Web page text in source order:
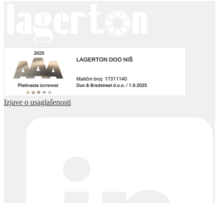
Izjave o usaglašenosti